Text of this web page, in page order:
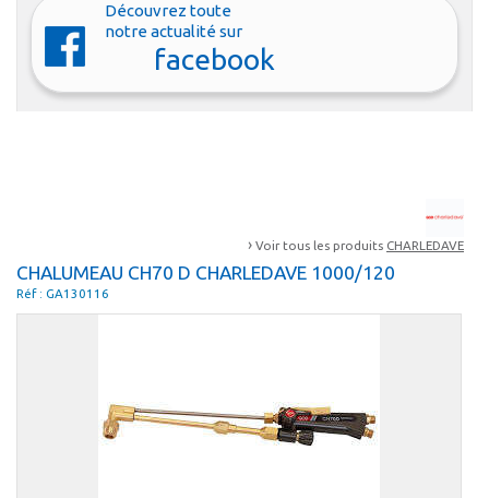
Découvrez toute
notre actualité sur
facebook
› Voir tous les produits CHARLEDAVE
CHALUMEAU CH70 D CHARLEDAVE 1000/120
Réf : GA130116